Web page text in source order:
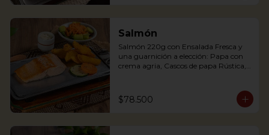
Our delicious Rump Steak is served on
a griddle with a baked potato with
sour cream. Accompanied with a fresh
Salmón
Salmón 220g con Ensalada Fresca y
una guarnición a elección: Papa con
crema agria, Cascos de papa Rústica,
arracacha. Acompañado de salsa de
soya y jengibre.
$78.500